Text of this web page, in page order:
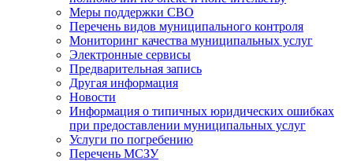
Меры поддержки СВО
Перечень видов муниципального контроля
Мониторинг качества муниципальных услуг
Электронные сервисы
Предварительная запись
Другая информация
Новости
Информация о типичных юридических ошибках
при предоставлении муниципальных услуг
Услуги по погребению
Перечень МСЗУ